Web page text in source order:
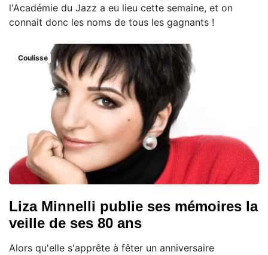
l'Académie du Jazz a eu lieu cette semaine, et on
connait donc les noms de tous les gagnants !
Coulisse
Liza Minnelli publie ses mémoires la
veille de ses 80 ans
Alors qu'elle s'apprête à fêter un anniversaire